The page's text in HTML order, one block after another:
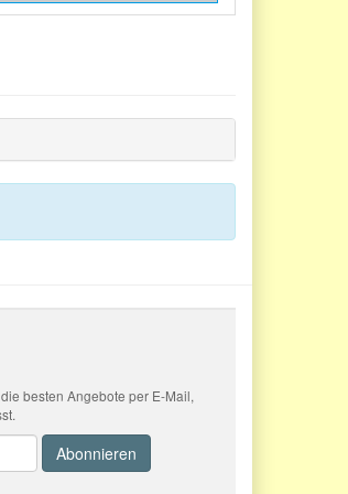
besten Angebote per E-Mail,
Abonnieren